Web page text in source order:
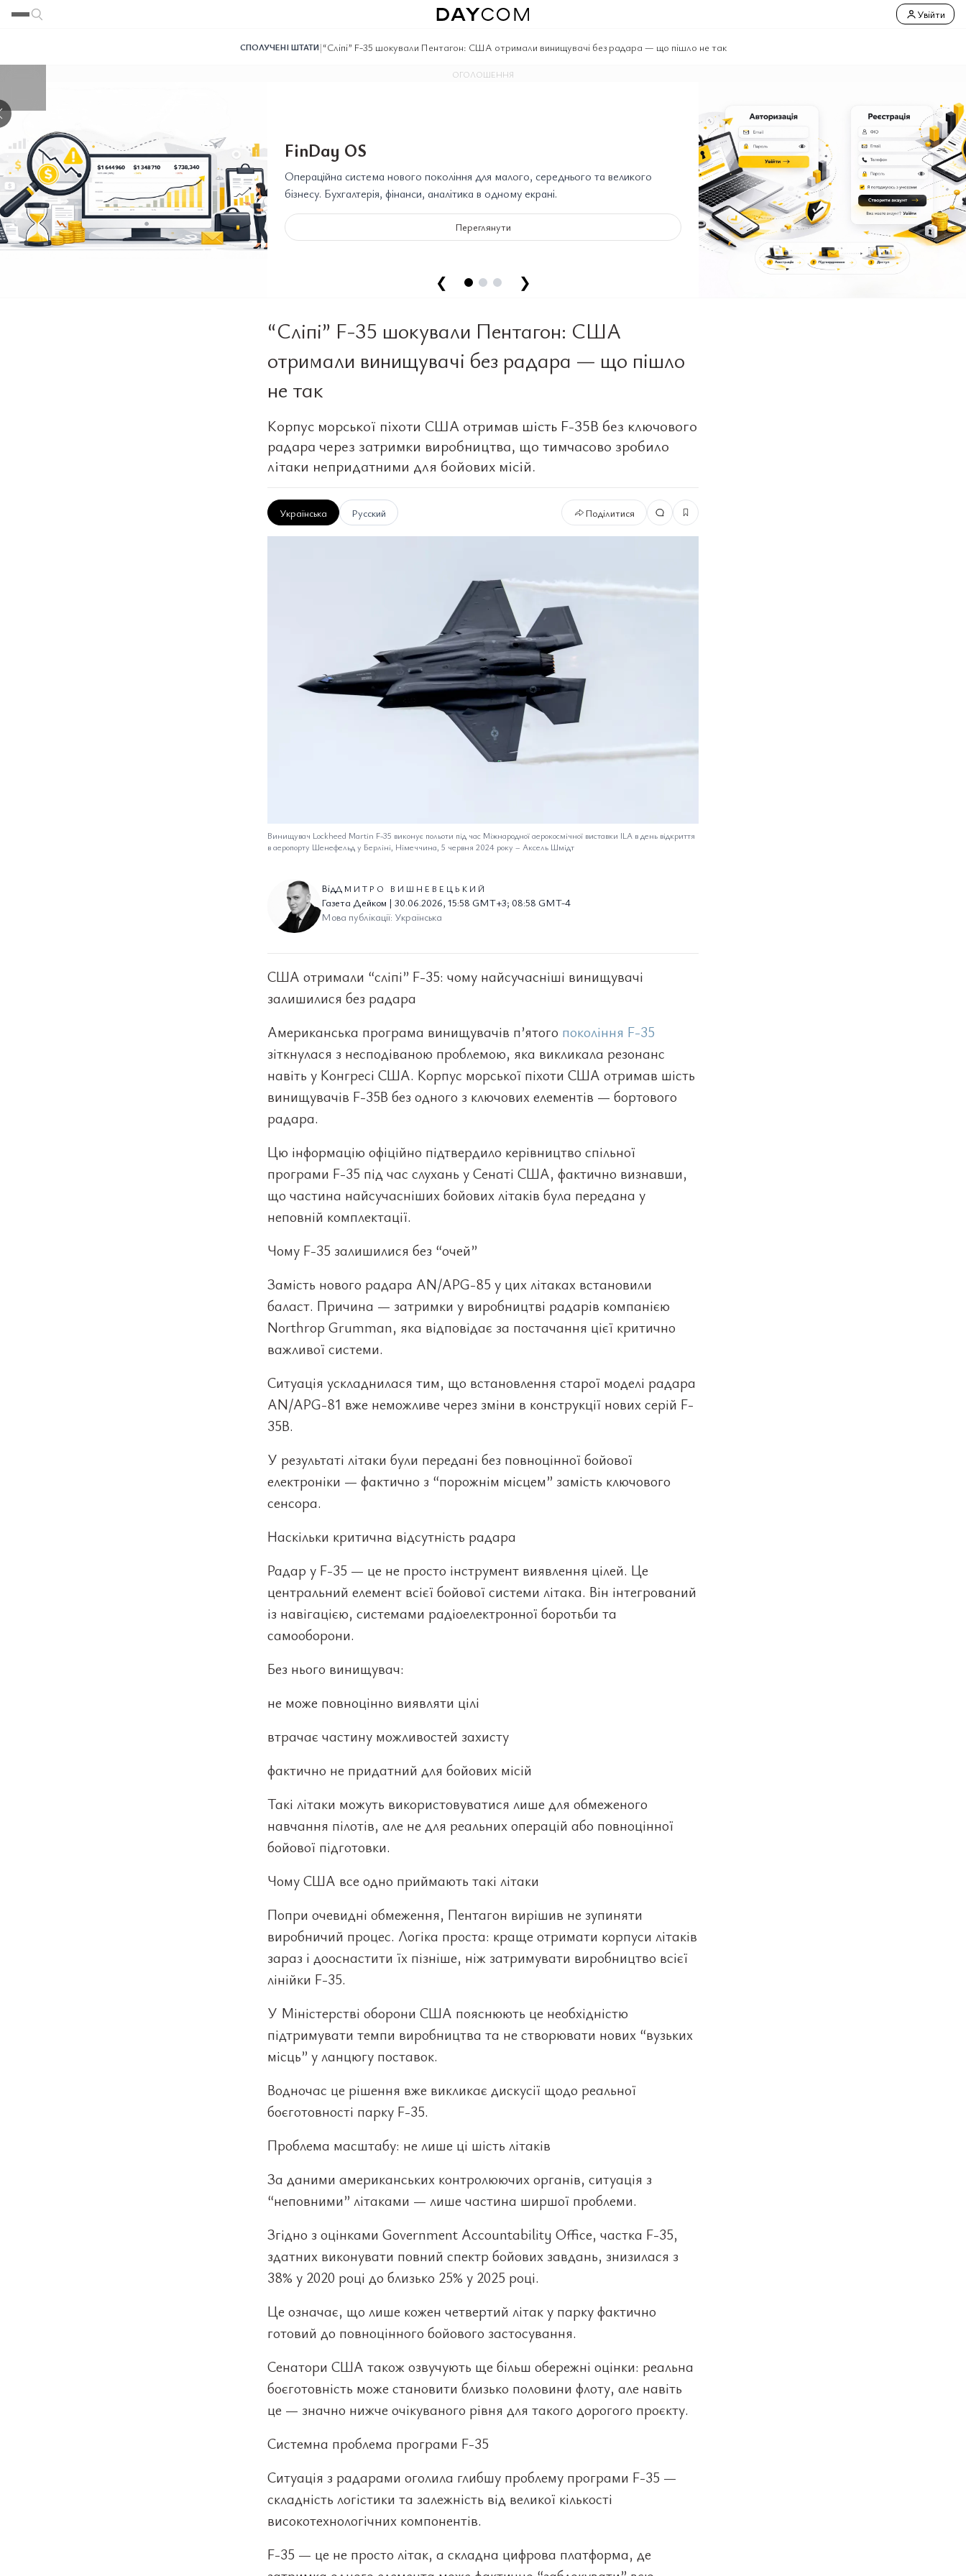
Увійти
СПОЛУЧЕНІ ШТАТИ|“Сліпі” F-35 шокували Пентагон: США отримали винищувачі без радара — що пішло не так
ОГОЛОШЕННЯ
FinDay OS
Операційна система нового покоління для малого, середнього та великого
бізнесу. Бухгалтерія, фінанси, аналітика в одному екрані.
Переглянути
❮ ❯
“Сліпі” F-35 шокували Пентагон: США
отримали винищувачі без радара — що пішло
не так
Корпус морської піхоти США отримав шість F-35B без ключового
радара через затримки виробництва, що тимчасово зробило
літаки непридатними для бойових місій.
Українська Русский Поділитися
Винищувач Lockheed Martin F-35 виконує польоти під час Міжнародної аерокосмічної виставки ILA в день відкриття
в аеропорту Шенефельд у Берліні, Німеччина, 5 червня 2024 року – Аксель Шмідт
ВідДМИТРО ВИШНЕВЕЦЬКИЙ
Газета Дейком | 30.06.2026, 15:58 GMT+3; 08:58 GMT-4
Мова публікації: Українська
США отримали “сліпі” F-35: чому найсучасніші винищувачі
залишилися без радара
Американська програма винищувачів п’ятого покоління F-35
зіткнулася з несподіваною проблемою, яка викликала резонанс
навіть у Конгресі США. Корпус морської піхоти США отримав шість
винищувачів F-35B без одного з ключових елементів — бортового
радара.
Цю інформацію офіційно підтвердило керівництво спільної
програми F-35 під час слухань у Сенаті США, фактично визнавши,
що частина найсучасніших бойових літаків була передана у
неповній комплектації.
Чому F-35 залишилися без “очей”
Замість нового радара AN/APG-85 у цих літаках встановили
баласт. Причина — затримки у виробництві радарів компанією
Northrop Grumman, яка відповідає за постачання цієї критично
важливої системи.
Ситуація ускладнилася тим, що встановлення старої моделі радара
AN/APG-81 вже неможливе через зміни в конструкції нових серій F-
35B.
У результаті літаки були передані без повноцінної бойової
електроніки — фактично з “порожнім місцем” замість ключового
сенсора.
Наскільки критична відсутність радара
Радар у F-35 — це не просто інструмент виявлення цілей. Це
центральний елемент всієї бойової системи літака. Він інтегрований
із навігацією, системами радіоелектронної боротьби та
самооборони.
Без нього винищувач:
не може повноцінно виявляти цілі
втрачає частину можливостей захисту
фактично не придатний для бойових місій
Такі літаки можуть використовуватися лише для обмеженого
навчання пілотів, але не для реальних операцій або повноцінної
бойової підготовки.
Чому США все одно приймають такі літаки
Попри очевидні обмеження, Пентагон вирішив не зупиняти
виробничий процес. Логіка проста: краще отримати корпуси літаків
зараз і дооснастити їх пізніше, ніж затримувати виробництво всієї
лінійки F-35.
У Міністерстві оборони США пояснюють це необхідністю
підтримувати темпи виробництва та не створювати нових “вузьких
місць” у ланцюгу поставок.
Водночас це рішення вже викликає дискусії щодо реальної
боєготовності парку F-35.
Проблема масштабу: не лише ці шість літаків
За даними американських контролюючих органів, ситуація з
“неповними” літаками — лише частина ширшої проблеми.
Згідно з оцінками Government Accountability Office, частка F-35,
здатних виконувати повний спектр бойових завдань, знизилася з
38% у 2020 році до близько 25% у 2025 році.
Це означає, що лише кожен четвертий літак у парку фактично
готовий до повноцінного бойового застосування.
Сенатори США також озвучують ще більш обережні оцінки: реальна
боєготовність може становити близько половини флоту, але навіть
це — значно нижче очікуваного рівня для такого дорогого проєкту.
Системна проблема програми F-35
Ситуація з радарами оголила глибшу проблему програми F-35 —
складність логістики та залежність від великої кількості
високотехнологічних компонентів.
F-35 — це не просто літак, а складна цифрова платформа, де